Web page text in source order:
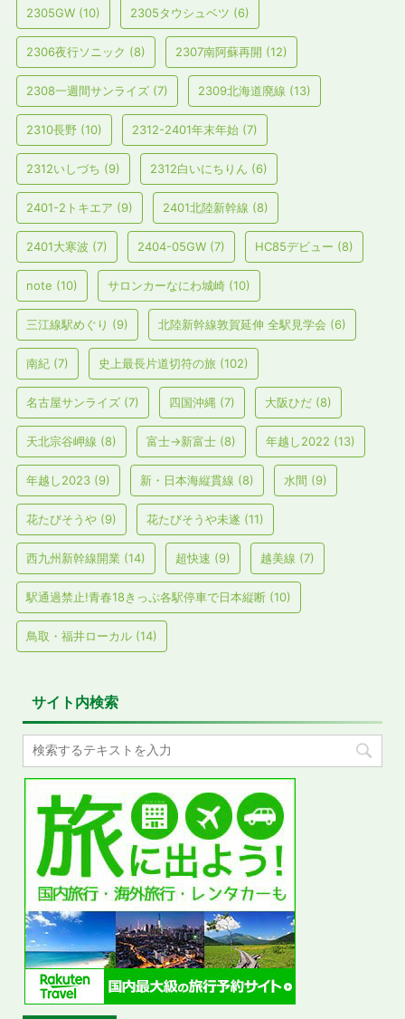
2305GW (10) 2305タウシュベツ (6)
2306夜行ソニック (8) 2307南阿蘇再開 (12)
2308一週間サンライズ (7) 2309北海道廃線 (13)
2310長野 (10) 2312-2401年末年始 (7)
2312いしづち (9) 2312白いにちりん (6)
2401-2トキエア (9) 2401北陸新幹線 (8)
2401大寒波 (7) 2404-05GW (7) HC85デビュー (8)
note (10) サロンカーなにわ城崎 (10)
三江線駅めぐり (9) 北陸新幹線敦賀延伸 全駅見学会 (6)
南紀 (7) 史上最長片道切符の旅 (102)
名古屋サンライズ (7) 四国沖縄 (7) 大阪ひだ (8)
天北宗谷岬線 (8) 富士→新富士 (8) 年越し2022 (13)
年越し2023 (9) 新・日本海縦貫線 (8) 水間 (9)
花たびそうや (9) 花たびそうや未遂 (11)
西九州新幹線開業 (14) 超快速 (9) 越美線 (7)
駅通過禁止!青春18きっぷ各駅停車で日本縦断 (10)
鳥取・福井ローカル (14)
サイト内検索